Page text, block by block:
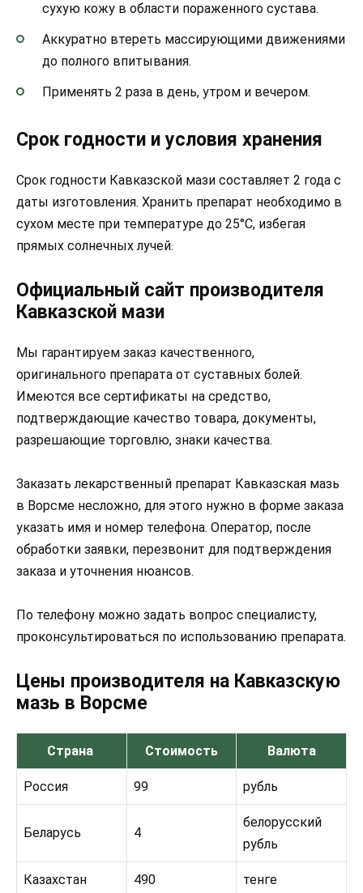
сухую кожу в области пораженного сустава.
Аккуратно втереть массирующими движениями
до полного впитывания.
Применять 2 раза в день, утром и вечером.
Срок годности и условия хранения
Срок годности Кавказской мази составляет 2 года с
даты изготовления. Хранить препарат необходимо в
сухом месте при температуре до 25°C, избегая
прямых солнечных лучей.
Официальный сайт производителя
Кавказской мази
Мы гарантируем заказ качественного,
оригинального препарата от суставных болей.
Имеются все сертификаты на средство,
подтверждающие качество товара, документы,
разрешающие торговлю, знаки качества.
Заказать лекарственный препарат Кавказская мазь
в Ворсме несложно, для этого нужно в форме заказа
указать имя и номер телефона. Оператор, после
обработки заявки, перезвонит для подтверждения
заказа и уточнения нюансов.
По телефону можно задать вопрос специалисту,
проконсультироваться по использованию препарата.
Цены производителя на Кавказскую
мазь в Ворсме
Страна Стоимость Валюта
Россия 99 рубль
Беларусь 4
белорусский
рубль
Казахстан 490 тенге